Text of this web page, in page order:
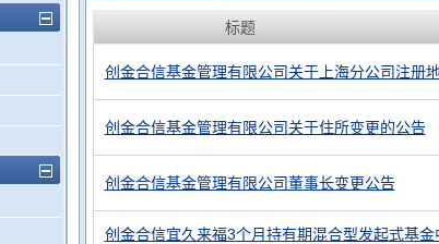
标题
创金合信基金管理有限公司关于上海分公司注册
创金合信基金管理有限公司关于住所变更的公告
创金合信基金管理有限公司董事长变更公告
创金合信宜久来福3个月持有期混合型发起式基